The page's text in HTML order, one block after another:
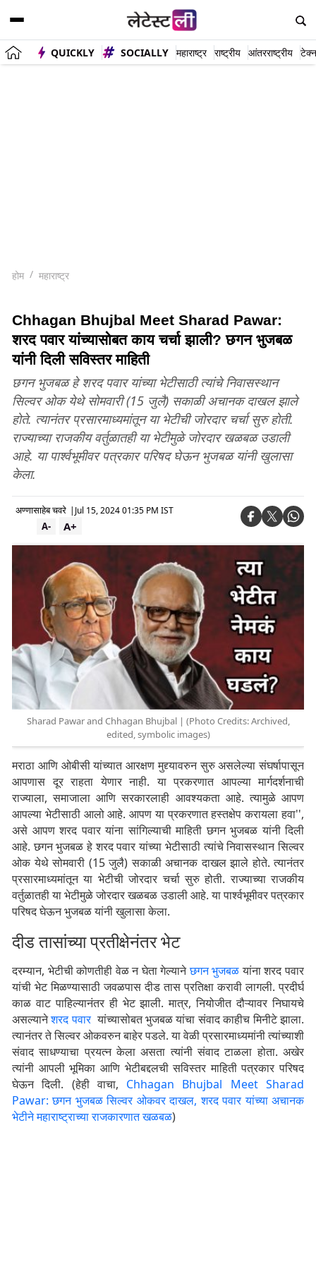
QUICKLY SOCIALLY महाराष्ट्र राष्ट्रीय आंतरराष्ट्रीय
होम महाराष्ट्र
Chhagan Bhujbal Meet Sharad Pawar:
शरद पवार यांच्यासोबत काय चर्चा झाली? छगन भुजबळ
यांनी दिली सविस्तर माहिती
छगन भुजबळ हे शरद पवार यांच्या भेटीसाठी त्यांचे निवासस्थान
सिल्वर ओक येथे सोमवारी (15 जुलै) सकाळी अचानक दाखल झाले
होते. त्यानंतर प्रसारमाध्यमांतून या भेटीची जोरदार चर्चा सुरु होती.
राज्याच्या राजकीय वर्तुळातही या भेटीमुळे जोरदार खळबळ उडाली
आहे. या पार्श्वभूमीवर पत्रकार परिषद घेऊन भुजबळ यांनी खुलासा
केला.
अण्णासाहेब चवरे | Jul 15, 2024 01:35 PM IST
A+
A-
Sharad Pawar and Chhagan Bhujbal | (Photo Credits: Archived,
edited, symbolic images)
मराठा आणि ओबीसी यांच्यात आरक्षण मुद्द्यावरुन सुरु असलेल्या संघर्षापासून
आपणास दूर राहता येणार नाही. या प्रकरणात आपल्या मार्गदर्शनाची
राज्याला, समाजाला आणि सरकारलाही आवश्यकता आहे. त्यामुळे आपण
आपल्या भेटीसाठी आलो आहे. आपण या प्रकरणात हस्तक्षेप करायला हवा'',
असे आपण शरद पवार यांना सांगिल्याची माहिती छगन भुजबळ यांनी दिली
आहे. छगन भुजबळ हे शरद पवार यांच्या भेटीसाठी त्यांचे निवासस्थान सिल्वर
ओक येथे सोमवारी (15 जुलै) सकाळी अचानक दाखल झाले होते. त्यानंतर
प्रसारमाध्यमांतून या भेटीची जोरदार चर्चा सुरु होती. राज्याच्या राजकीय
वर्तुळातही या भेटीमुळे जोरदार खळबळ उडाली आहे. या पार्श्वभूमीवर पत्रकार
परिषद घेऊन भुजबळ यांनी खुलासा केला.
दीड तासांच्या प्रतीक्षेनंतर भेट
दरम्यान, भेटीची कोणतीही वेळ न घेता गेल्यानेछगन भुजबळयांना शरद पवार
यांची भेट मिळण्यासाठी जवळपास दीड तास प्रतिक्षा करावी लागली. प्रदीर्घ
काळ वाट पाहिल्यानंतर ही भेट झाली. मात्र, नियोजीत दौऱ्यावर निघायचे
असल्यानेशरद पवारयांच्यासोबत भुजबळ यांचा संवाद काहीच मिनीटे झाला.
त्यानंतर ते सिल्वर ओकवरुन बाहेर पडले. या वेळी प्रसारमाध्यमांनी त्यांच्याशी
संवाद साधण्याचा प्रयत्न केला असता त्यांनी संवाद टाळला होता. अखेर
त्यांनी आपली भूमिका आणि भेटीबद्दलची सविस्तर माहिती पत्रकार परिषद
घेऊन दिली. (हेही वाचा, Chhagan Bhujbal Meet Sharad
Pawar: छगन भुजबळ सिल्वर ओकवर दाखल, शरद पवार यांच्या अचानक
भेटीने महाराष्ट्राच्या राजकारणात खळबळ)